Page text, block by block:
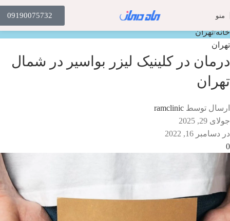
منو 09190075732
خانه تهران
تهران
درمان در کلینیک لیزر بواسیر در شمال
تهران
ارسال توسط ramclinic
جولای 29, 2025
در دسامبر 16, 2022
0